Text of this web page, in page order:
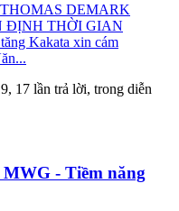
DEMARK
ĐỊNH THỜI GIAN
Kakata xin cám
, 17 lần trả lời, trong diễn
- Tiềm năng